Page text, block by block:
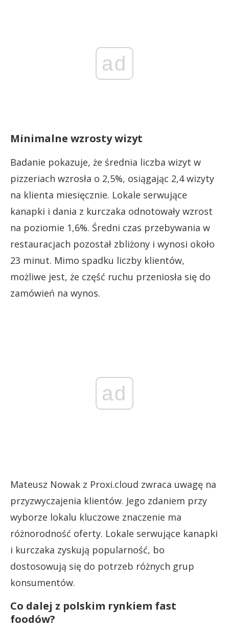
ad
Minimalne wzrosty wizyt
Badanie pokazuje, że średnia liczba wizyt w
pizzeriach wzrosła o 2,5%, osiągając 2,4 wizyty
na klienta miesięcznie. Lokale serwujące
kanapki i dania z kurczaka odnotowały wzrost
na poziomie 1,6%. Średni czas przebywania w
restauracjach pozostał zbliżony i wynosi około
23 minut. Mimo spadku liczby klientów,
możliwe jest, że część ruchu przeniosła się do
zamówień na wynos.
ad
Mateusz Nowak z Proxi.cloud zwraca uwagę na
przyzwyczajenia klientów. Jego zdaniem przy
wyborze lokalu kluczowe znaczenie ma
różnorodność oferty. Lokale serwujące kanapki
i kurczaka zyskują popularność, bo
dostosowują się do potrzeb różnych grup
konsumentów.
Co dalej z polskim rynkiem fast
foodów?